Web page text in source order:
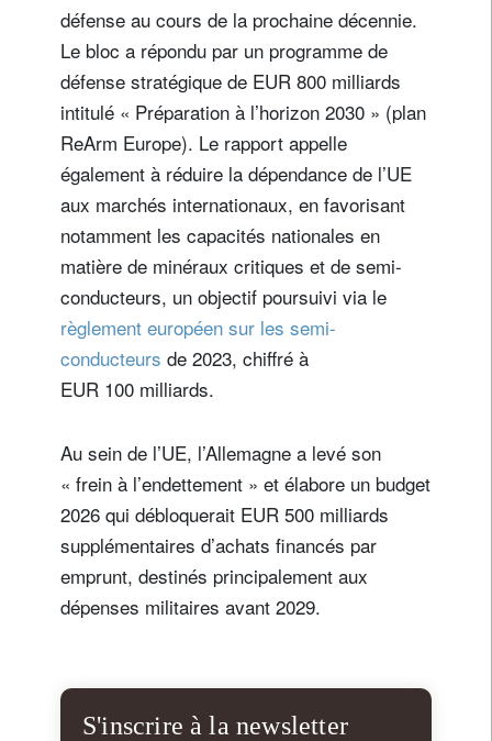
défense au cours de la prochaine décennie.
Le bloc a répondu par un programme de
défense stratégique de EUR 800 milliards
intitulé « Préparation à l’horizon 2030 » (plan
ReArm Europe). Le rapport appelle
également à réduire la dépendance de l’UE
aux marchés internationaux, en favorisant
notamment les capacités nationales en
matière de minéraux critiques et de semi-
conducteurs, un objectif poursuivi via le
règlement européen sur les semi-
conducteurs de 2023, chiffré à
EUR 100 milliards.
Au sein de l’UE, l’Allemagne a levé son
« frein à l’endettement » et élabore un budget
2026 qui débloquerait EUR 500 milliards
supplémentaires d’achats financés par
emprunt, destinés principalement aux
dépenses militaires avant 2029.
S'inscrire à la newsletter
Email
Civilité Prénom
Pays de résidence